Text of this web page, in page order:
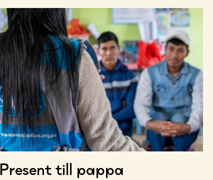
Present till pappa